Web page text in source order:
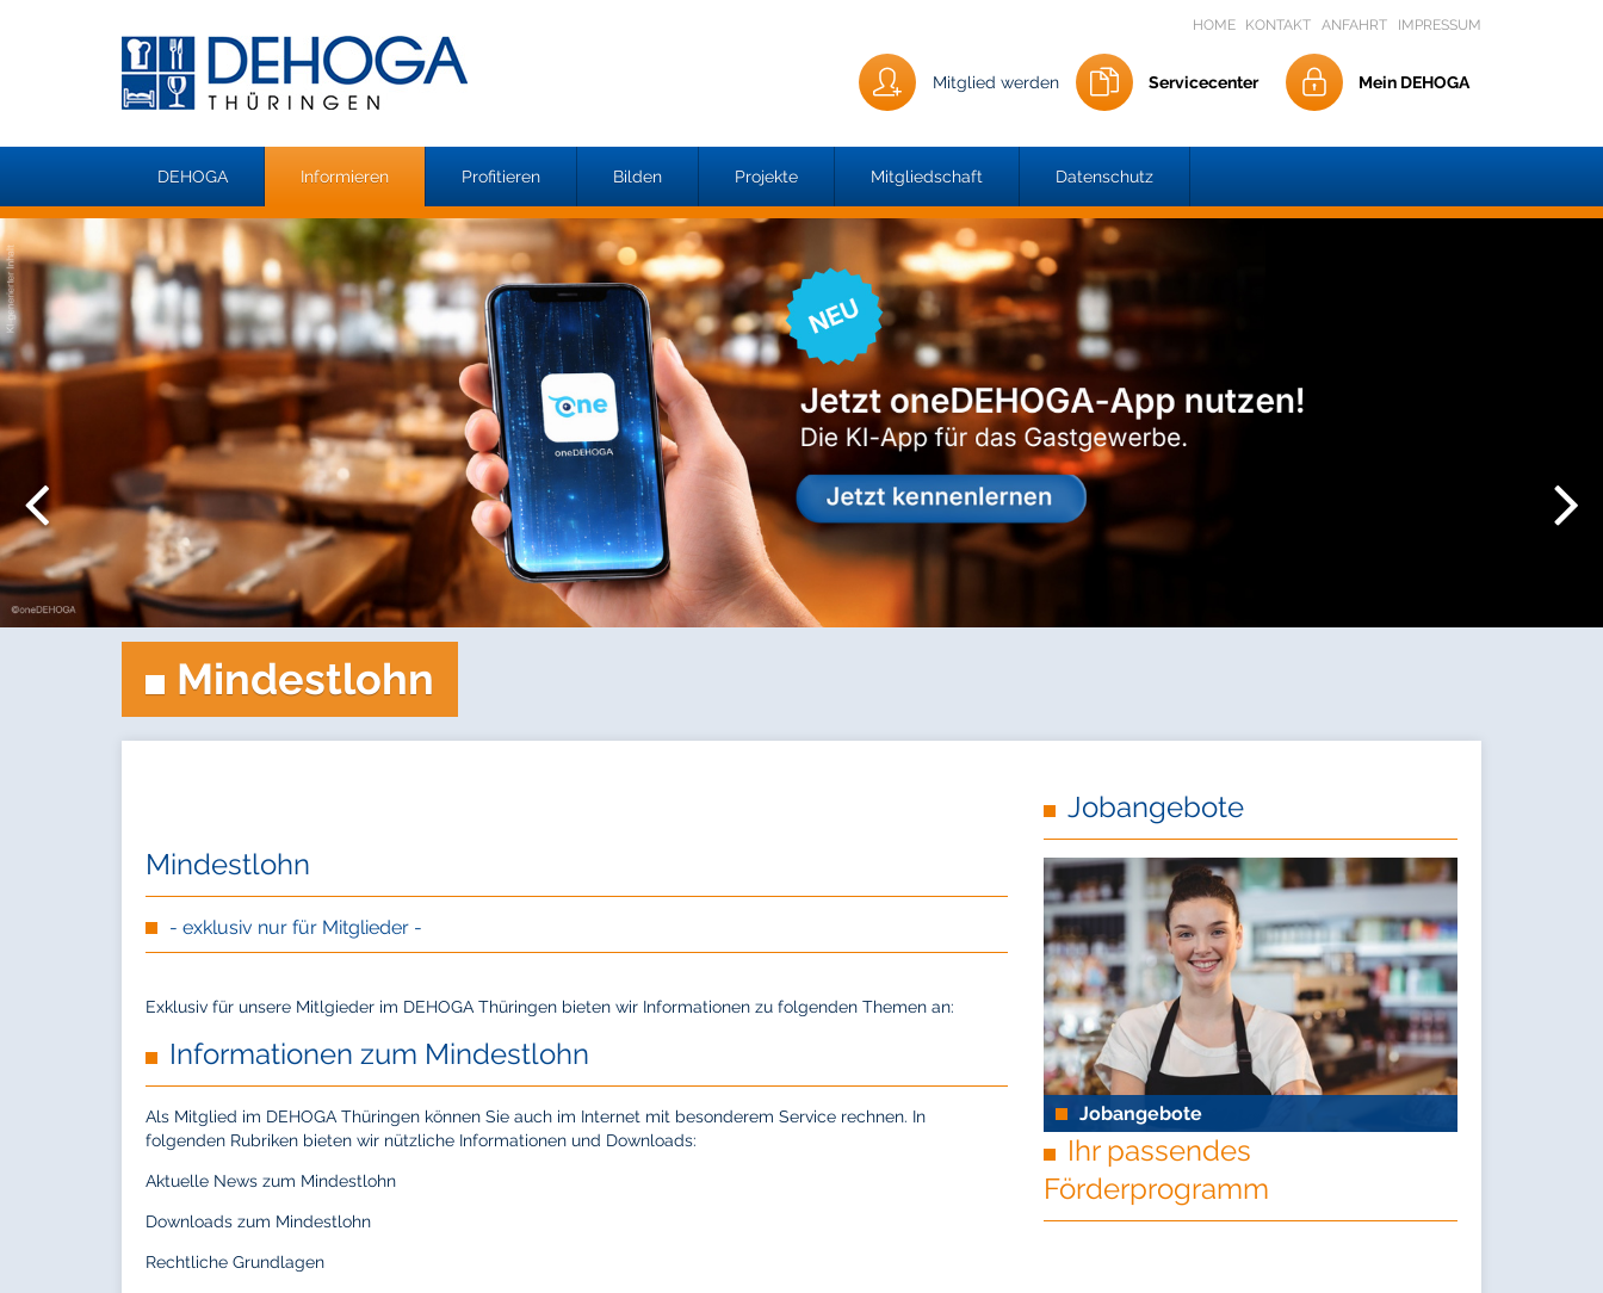
HOME KONTAKT ANFAHRT IMPRESSUM
Mitglied werden Servicecenter Mein DEHOGA
DEHOGA Informieren Profitieren Bilden Projekte Mitgliedschaft Datenschutz
Mindestlohn
Mindestlohn
- exklusiv nur für Mitglieder -
Exklusiv für unsere Mitlgieder im DEHOGA Thüringen bieten wir Informationen zu folgenden Themen an:
Informationen zum Mindestlohn
Als Mitglied im DEHOGA Thüringen können Sie auch im Internet mit besonderem Service rechnen. In
folgenden Rubriken bieten wir nützliche Informationen und Downloads:
Aktuelle News zum Mindestlohn
Downloads zum Mindestlohn
Rechtliche Grundlagen
Jobangebote
Jobangebote
Ihr passendes
Förderprogramm